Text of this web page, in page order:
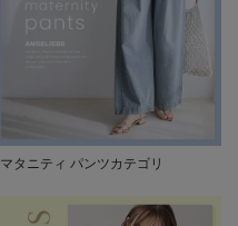
マタニティ パンツカテゴリ